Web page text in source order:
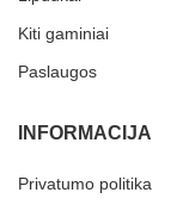
Kiti gaminiai
Paslaugos
INFORMACIJA
Privatumo politika